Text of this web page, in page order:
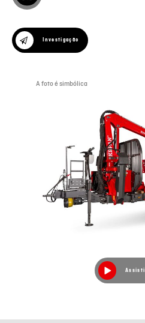
A foto é simbólica
Investigação